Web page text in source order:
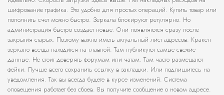
шифрование трафика. Это удобно для простых операций. Купить товар или
пополнить счет можно быстро. Зеркала блокируют регулярно. Но
администрация быстро создает новые. Они появляются сразу после
закрытия старых. Поэтому важно иметь актуальный лист адресов. Кракен
зеркало всегда находится на главной. Там публикуют самые свежие
данные. Не стоит доверять форумам или чатам. Там часто размещают
фейки. Лучше всего сохранить ссылку в закладки. Или подпишитесь на
уведомления. Так вы всегда будете в курсе изменений. Система
оповещения работает без сбоев. Вы получите сообщение о новом адресе.